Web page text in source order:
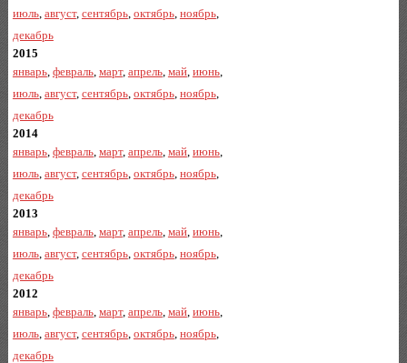
июль, август, сентябрь, октябрь, ноябрь,
декабрь
2015
январь, февраль, март, апрель, май, июнь,
июль, август, сентябрь, октябрь, ноябрь,
декабрь
2014
январь, февраль, март, апрель, май, июнь,
июль, август, сентябрь, октябрь, ноябрь,
декабрь
2013
январь, февраль, март, апрель, май, июнь,
июль, август, сентябрь, октябрь, ноябрь,
декабрь
2012
январь, февраль, март, апрель, май, июнь,
июль, август, сентябрь, октябрь, ноябрь,
декабрь